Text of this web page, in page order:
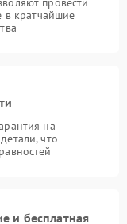
в кратчайшие
на
что
и бесплатная